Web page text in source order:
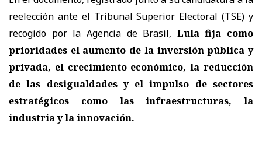
reelección ante el Tribunal Superior Electoral (TSE) y
recogido por la Agencia de Brasil, Lula fija como
prioridades el aumento de la inversión pública y
privada, el crecimiento económico, la reducción
de las desigualdades y el impulso de sectores
estratégicos como las infraestructuras, la
industria y la innovación.